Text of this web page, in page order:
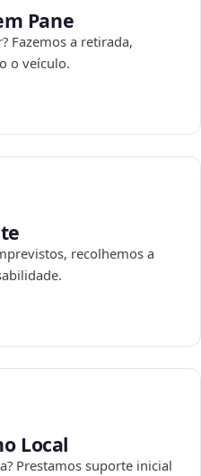
Pane
Fazemos a retirada,
o veículo.
recolhemos a
Local
Prestamos suporte inicial